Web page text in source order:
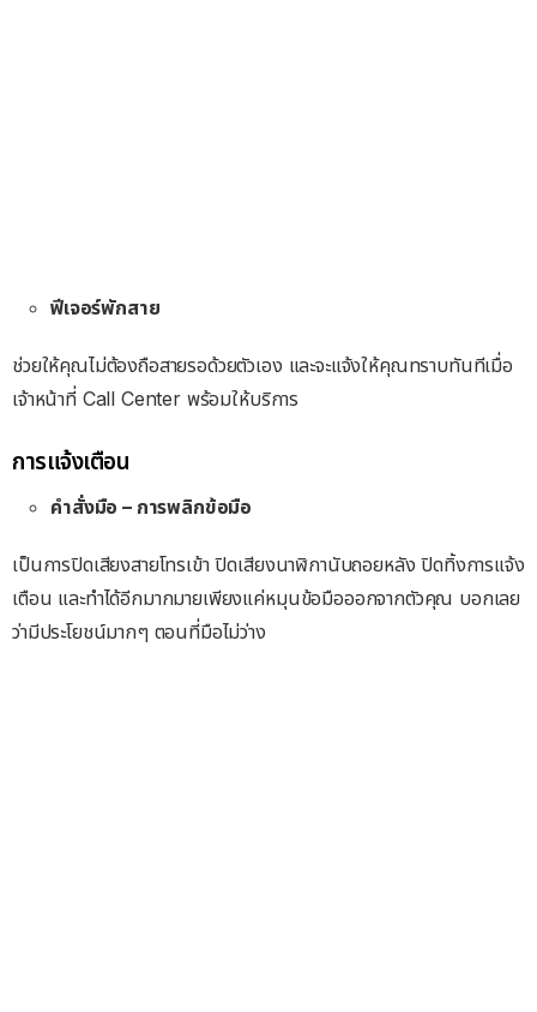
ฟีเจอร์พักสาย
ช่วยให้คุณไม่ต้องถือสายรอด้วยตัวเอง และจะแจ้งให้คุณทราบทันทีเมื่อ
เจ้าหน้าที่ Call Center พร้อมให้บริการ
การแจ้งเตือน
คำสั่งมือ – การพลิกข้อมือ
เป็นการปิดเสียงสายโทรเข้า ปิดเสียงนาฬิกานับถอยหลัง ปิดทิ้งการแจ้ง
เตือน และทำได้อีกมากมายเพียงแค่หมุนข้อมือออกจากตัวคุณ บอกเลย
ว่ามีประโยชน์มากๆ ตอนที่มือไม่ว่าง